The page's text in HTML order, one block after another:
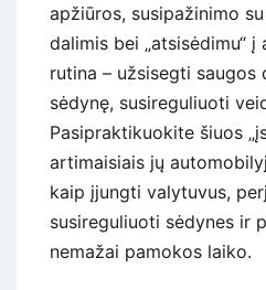
apžiūros, susipažinimo
dalimis bei „atsisėdimu“
rutina – užsisegti saugos
sėdynę, susireguliuoti
Pasipraktikuokite šiuos
artimaisiais jų
kaip įjungti valytuvus,
susireguliuoti sėdynes ir
nemažai pamokos laiko.